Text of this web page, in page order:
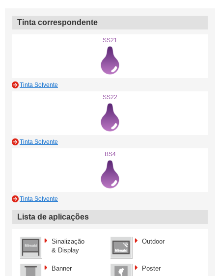
Tinta correspondente
SS21
Tinta Solvente
SS22
Tinta Solvente
BS4
Tinta Solvente
Lista de aplicações
Sinalização
& Display
Outdoor
Banner Poster